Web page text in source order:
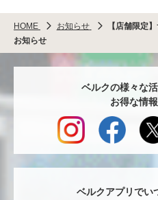
HOME お知らせ
【店舗限定
お知らせ
ベルクの様々な
お得な情
ベルクアプリでい